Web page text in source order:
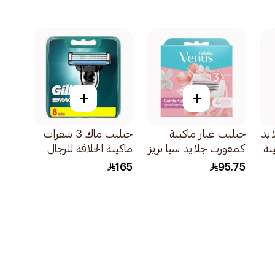
+
جيليت غيار ماكينة
كمفورت جلايد سبا بريز
4قطعة
95.75
+
جيليت ماك 3 شفرات
ماكينة الحلاقة للرجال
8قطع
165